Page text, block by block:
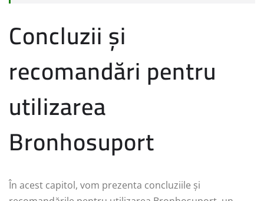
Concluzii și
recomandări pentru
utilizarea
Bronhosuport
În acest capitol, vom prezenta concluziile și